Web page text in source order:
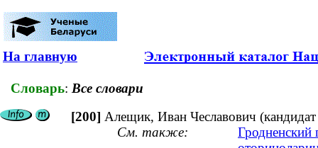
На главную
Словарь: Все словари
[200] Алещик, Иван Чеславович
См. также:
Гродненский